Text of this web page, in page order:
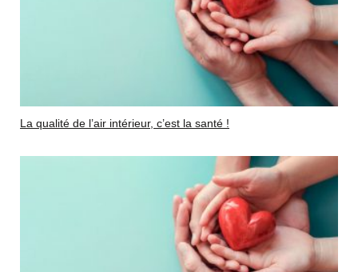
La qualité de l’air intérieur, c’est la santé !